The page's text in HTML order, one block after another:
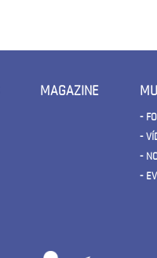
MAGAZINE
-
-
-
-